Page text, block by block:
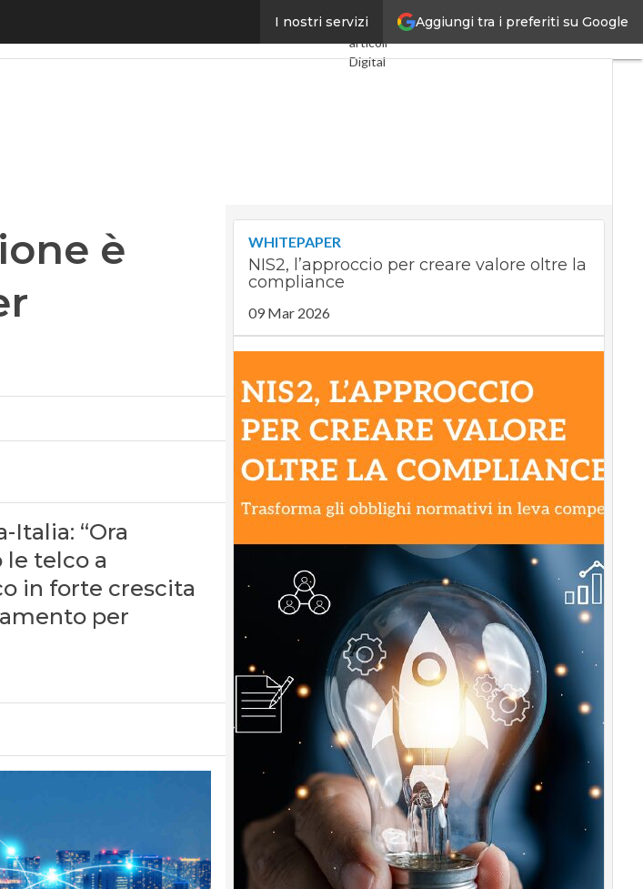
Aggiungi tra i preferiti su Google
I nostri servizi
5G-Fwa per abbattere subito divide”Ultimi
articoli
Digital
artificiale
CorCom
Privacy
è
Italia: “Ora
telco a
in forte crescita
per
WHITEPAPER
NIS2, l’approccio per creare valore oltre la
compliance
09 Mar 2026